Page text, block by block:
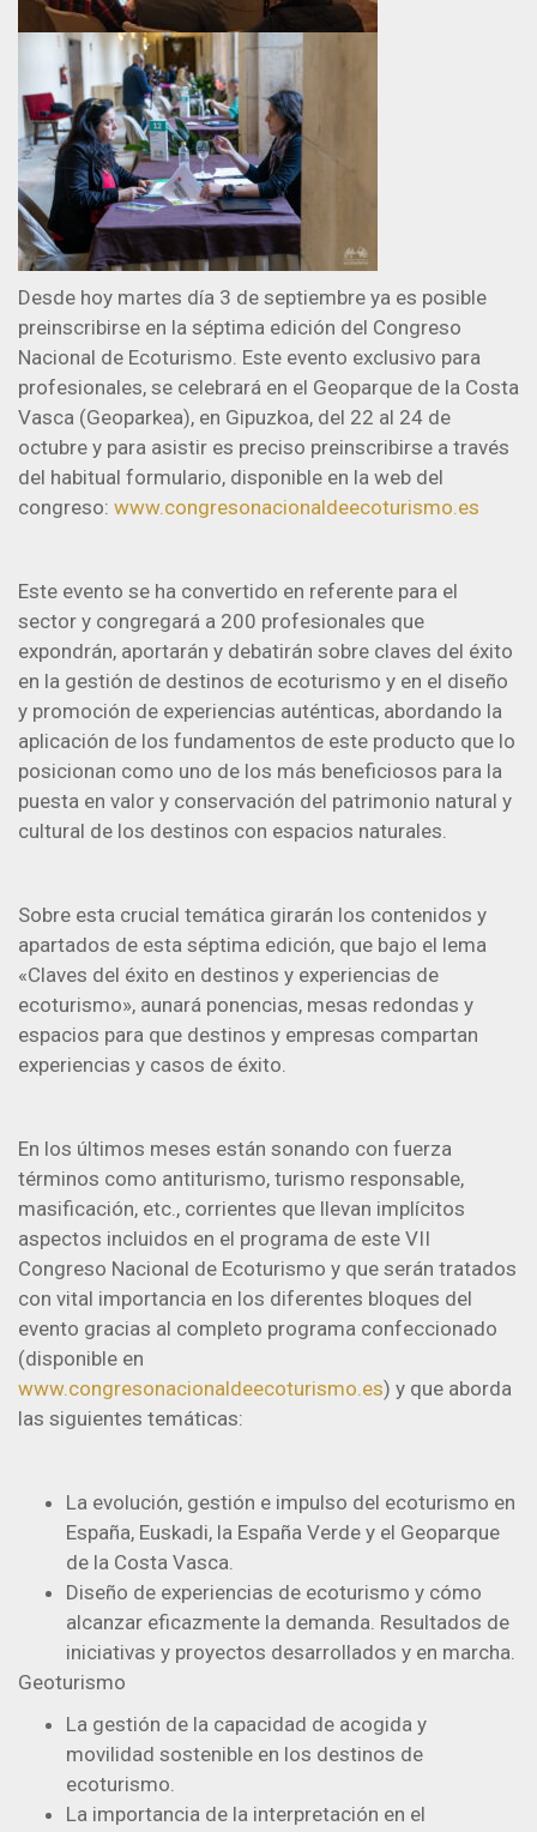
Desde hoy martes día 3 de septiembre ya es posible
preinscribirse en la séptima edición del Congreso
Nacional de Ecoturismo. Este evento exclusivo para
profesionales, se celebrará en el Geoparque de la Costa
Vasca (Geoparkea), en Gipuzkoa, del 22 al 24 de
octubre y para asistir es preciso preinscribirse a través
del habitual formulario, disponible en la web del
congreso: www.congresonacionaldeecoturismo.es
Este evento se ha convertido en referente para el
sector y congregará a 200 profesionales que
expondrán, aportarán y debatirán sobre claves del éxito
en la gestión de destinos de ecoturismo y en el diseño
y promoción de experiencias auténticas, abordando la
aplicación de los fundamentos de este producto que lo
posicionan como uno de los más beneficiosos para la
puesta en valor y conservación del patrimonio natural y
cultural de los destinos con espacios naturales.
Sobre esta crucial temática girarán los contenidos y
apartados de esta séptima edición, que bajo el lema
«Claves del éxito en destinos y experiencias de
ecoturismo», aunará ponencias, mesas redondas y
espacios para que destinos y empresas compartan
experiencias y casos de éxito.
En los últimos meses están sonando con fuerza
términos como antiturismo, turismo responsable,
masificación, etc., corrientes que llevan implícitos
aspectos incluidos en el programa de este VII
Congreso Nacional de Ecoturismo y que serán tratados
con vital importancia en los diferentes bloques del
evento gracias al completo programa confeccionado
(disponible en
www.congresonacionaldeecoturismo.es) y que aborda
las siguientes temáticas:
La evolución, gestión e impulso del ecoturismo en
España, Euskadi, la España Verde y el Geoparque
de la Costa Vasca.
Diseño de experiencias de ecoturismo y cómo
alcanzar eficazmente la demanda. Resultados de
iniciativas y proyectos desarrollados y en marcha.
Geoturismo
La gestión de la capacidad de acogida y
movilidad sostenible en los destinos de
ecoturismo.
La importancia de la interpretación en el